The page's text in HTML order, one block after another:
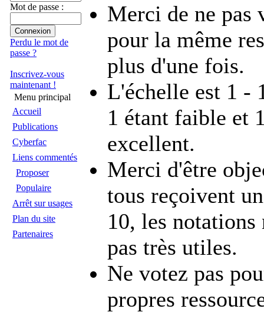
Mot de passe :
Perdu le mot de
passe ?
Inscrivez-vous
maintenant !
Menu principal
Accueil
Publications
Cyberfac
Liens commentés
Proposer
Populaire
Arrêt sur usages
Plan du site
Partenaires
Merci de ne pas
pour la même
plus d'une fois.
L'échelle est 1 -
1 étant faible et
excellent.
Merci d'être
tous reçoivent
10, les notations
pas très utiles.
Ne votez pas
propres